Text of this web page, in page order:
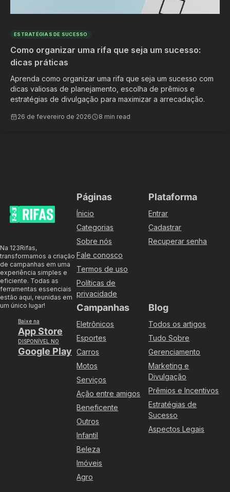
ESTRATÉGIAS DE SUCESSO
Como organizar uma rifa que seja um sucesso:
dicas práticas
Aprenda como organizar uma rifa que seja um sucesso com
dicas valiosas de planejamento, escolha de prêmios e
estratégias de divulgação para maximizar a arrecadação.
26 de fevereiro de 2026 8 min read
Na 123Rifas,
transformamos a criação
de campanhas em uma
experiência simples e
eficiente. Todas as
ferramentas essenciais
estão aqui, reunidas em
um único lugar!
Baixe na
App Store
DISPONÍVEL NO
Google Play
Páginas
Ínicio
Categorias
Sobre nós
Fale conosco
Termos de uso
Políticas de
privacidade
Plataforma
Entrar
Cadastrar
Recuperar senha
Campanhas
Eletrônicos
Esportes
Carros
Motos
Serviços
Ação entre amigos
Beneficente
Outros
Infantil
Beleza
Imóveis
Agro
Blog
Todos os artigos
Tudo Sobre
Gerenciamento
Marketing e
Divulgação
Prêmios e Incentivos
Estratégias de
Sucesso
Aspectos Legais